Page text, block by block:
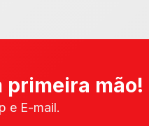
primeira mão!
e E-mail.